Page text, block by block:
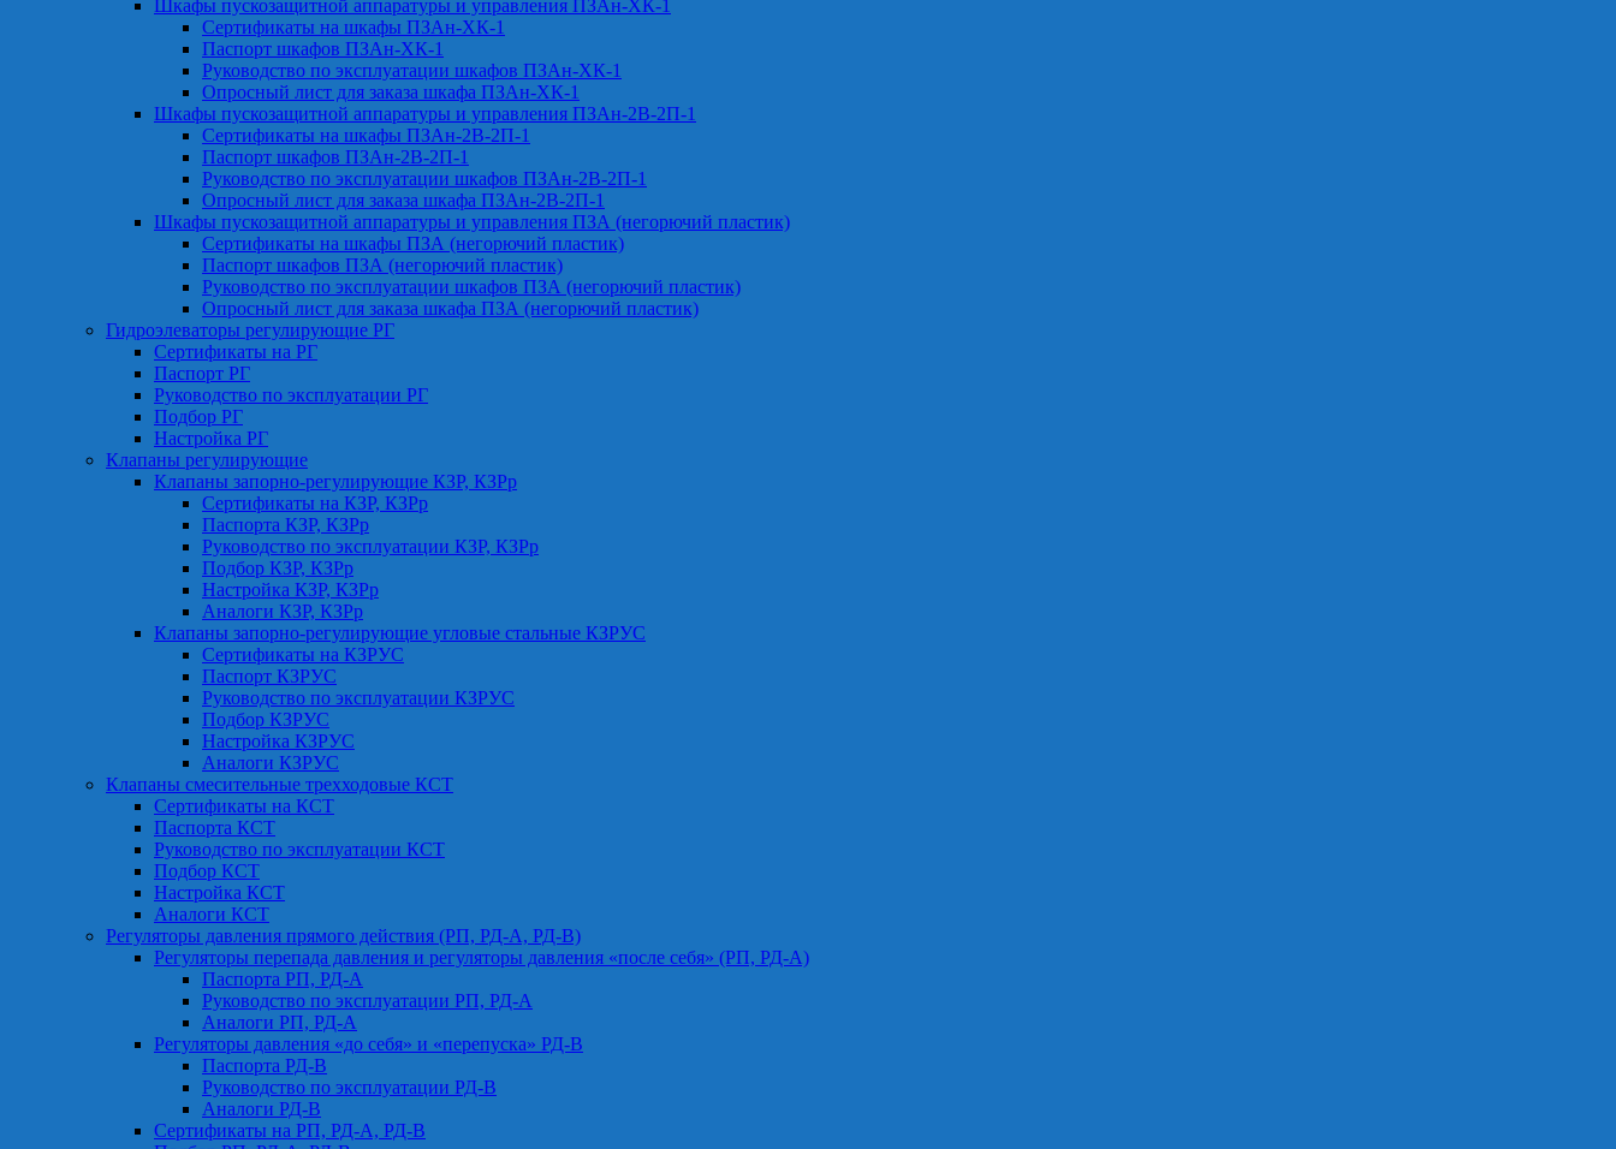
Шкафы пускозащитной аппаратуры и управления ПЗАн-ХК-1
Сертификаты на шкафы ПЗАн-ХК-1
Паспорт шкафов ПЗАн-ХК-1
Руководство по эксплуатации шкафов ПЗАн-ХК-1
Опросный лист для заказа шкафа ПЗАн-ХК-1
Шкафы пускозащитной аппаратуры и управления ПЗАн-2В-2П-1
Сертификаты на шкафы ПЗАн-2В-2П-1
Паспорт шкафов ПЗАн-2В-2П-1
Руководство по эксплуатации шкафов ПЗАн-2В-2П-1
Опросный лист для заказа шкафа ПЗАн-2В-2П-1
Шкафы пускозащитной аппаратуры и управления ПЗА (негорючий пластик)
Сертификаты на шкафы ПЗА (негорючий пластик)
Паспорт шкафов ПЗА (негорючий пластик)
Руководство по эксплуатации шкафов ПЗА (негорючий пластик)
Опросный лист для заказа шкафа ПЗА (негорючий пластик)
Гидроэлеваторы регулирующие РГ
Сертификаты на РГ
Паспорт РГ
Руководство по эксплуатации РГ
Подбор РГ
Настройка РГ
Клапаны регулирующие
Клапаны запорно-регулирующие КЗР, КЗРр
Сертификаты на КЗР, КЗРр
Паспорта КЗР, КЗРр
Руководство по эксплуатации КЗР, КЗРр
Подбор КЗР, КЗРр
Настройка КЗР, КЗРр
Аналоги КЗР, КЗРр
Клапаны запорно-регулирующие угловые стальные КЗРУС
Сертификаты на КЗРУС
Паспорт КЗРУС
Руководство по эксплуатации КЗРУС
Подбор КЗРУС
Настройка КЗРУС
Аналоги КЗРУС
Клапаны смесительные трехходовые КСТ
Сертификаты на КСТ
Паспорта КСТ
Руководство по эксплуатации КСТ
Подбор КСТ
Настройка КСТ
Аналоги КСТ
Регуляторы давления прямого действия (РП, РД-А, РД-В)
Регуляторы перепада давления и регуляторы давления «после себя» (РП, РД-А)
Паспорта РП, РД-А
Руководство по эксплуатации РП, РД-А
Аналоги РП, РД-А
Регуляторы давления «до себя» и «перепуска» РД-В
Паспорта РД-В
Руководство по эксплуатации РД-В
Аналоги РД-В
Сертификаты на РП, РД-А, РД-В